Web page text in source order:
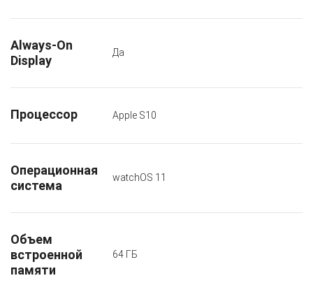
Always-On
Display
Да
Процессор Apple S10
Операционная
система
watchOS 11
Объем
встроенной
памяти
64 ГБ